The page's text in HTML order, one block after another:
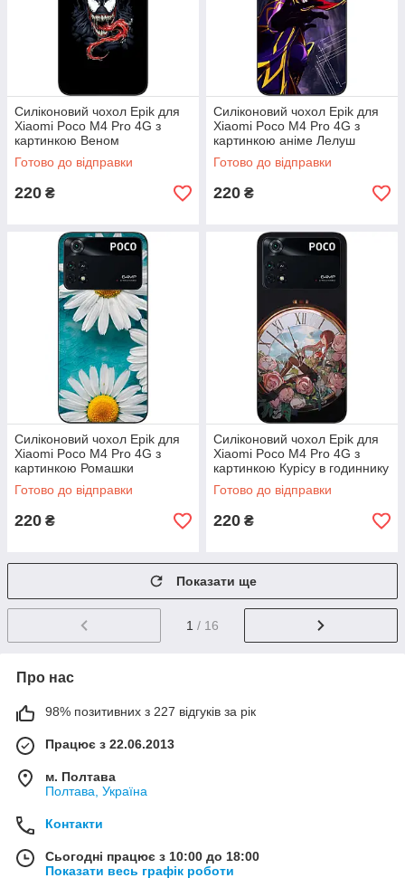
Силіконовий чохол Epik для
Xiaomi Poco M4 Pro 4G з
картинкою Веном
Готово до відправки
220 ₴
Силіконовий чохол Epik для
Xiaomi Poco M4 Pro 4G з
картинкою аніме Лелуш
Готово до відправки
220 ₴
Силіконовий чохол Epik для
Xiaomi Poco M4 Pro 4G з
картинкою Ромашки
Готово до відправки
220 ₴
Силіконовий чохол Epik для
Xiaomi Poco M4 Pro 4G з
картинкою Курісу в годиннику
Готово до відправки
220 ₴
Показати ще
1 / 16
Про нас
98% позитивних з 227 відгуків за рік
Працює з 22.06.2013
м. Полтава
Полтава, Україна
Контакти
Сьогодні працює з 10:00 до 18:00
Показати весь графік роботи